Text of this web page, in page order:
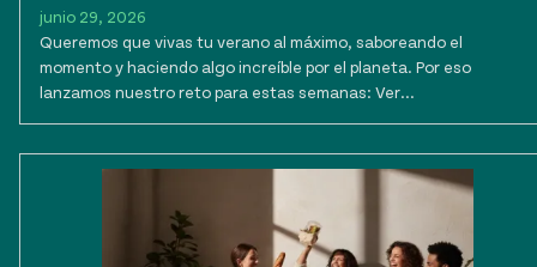
junio 29, 2026
Queremos que vivas tu verano al máximo, saboreando el
momento y haciendo algo increíble por el planeta. Por eso
lanzamos nuestro reto para estas semanas: Ver...